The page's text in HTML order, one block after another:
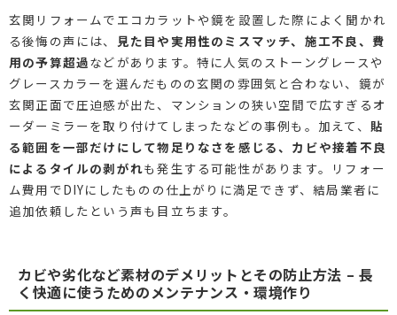
玄関リフォームでエコカラットや鏡を設置した際によく聞かれ
る後悔の声には、
見た目や実用性のミスマッチ、施工不良、費
用の予算超過などがあります。特に人気のストーングレースや
グレースカラーを選んだものの玄関の雰囲気と合わない、鏡が
玄関正面で圧迫感が出た、マンションの狭い空間で広すぎるオ
ーダーミラーを取り付けてしまったなどの事例も。加えて、 貼
る範囲を一部だけにして物足りなさを感じる、カビや接着不良
によるタイルの剥がれも発生する可能性があります。リフォー
ム費用でDIYにしたものの仕上がりに満足できず、結局業者に
追加依頼したという声も目立ちます。
カビや劣化など素材のデメリットとその防止方法 – 長
く快適に使うためのメンテナンス・環境作り